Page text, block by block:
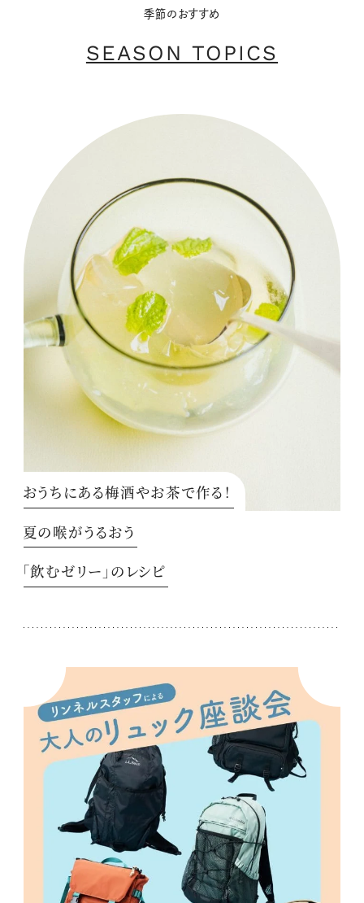
季節のおすすめ
SEASON TOPICS
おうちにある梅酒やお茶で作る！
夏の喉がうるおう
「飲むゼリー」のレシピ